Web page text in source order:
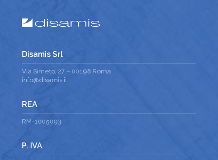
Disamis Srl
Via Simeto, 27 – 00198 Roma
info@disamis.it
REA
RM-1005093
P. IVA